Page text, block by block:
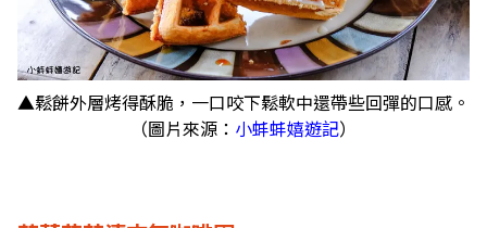
▲鬆餅外層烤得酥脆，一口咬下鬆軟中還帶些回彈的口感。
（圖片來源： 小蚌蚌嬉遊記）